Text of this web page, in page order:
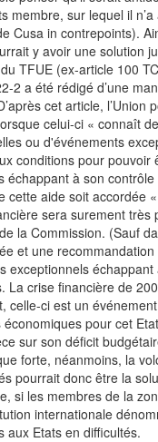
membre, sur lequel il
Cusa in contrepoints).
y avoir une solution
TFUE (ex-article 100
2 a été rédigé d’une
cet article,
celui-ci « connaît
ou d'événements
conditions pour
à son
cette aide soit
sera surement
la Commission. (Sauf
et une
exceptionnels
La crise financière de
celle-ci est un
pour cet
sur son déficit
forte, néanmoins, la
pourrait donc être la
si les membres de la
internationale
aux Etats en difficultés.